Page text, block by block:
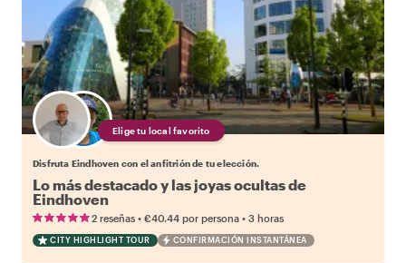
Elige tu local favorito
Disfruta Eindhoven con el anfitrión de tu elección.
Lo más destacado y las joyas ocultas de
Eindhoven
2 reseñas • €40.44 por persona • 3 horas
CITY HIGHLIGHT TOUR CONFIRMACIÓN INSTANTÁNEA